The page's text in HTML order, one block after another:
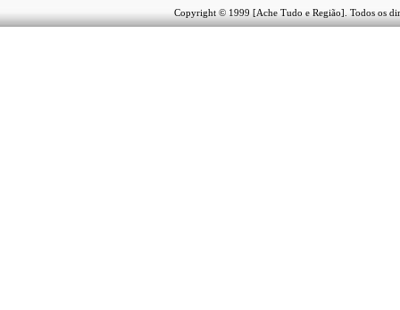
Copyright © 1999 [Ache Tudo e Região]. Todos os